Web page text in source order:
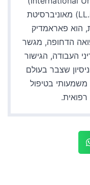
ובעל תואר מוסמך במשפטים (LL.M) מאוניברסיטת
הוא פאראמדיק
הדחופה, מגשר
העבודה, הגישור
שצבר בעולם
משמעותי בטיפול
רפואית.